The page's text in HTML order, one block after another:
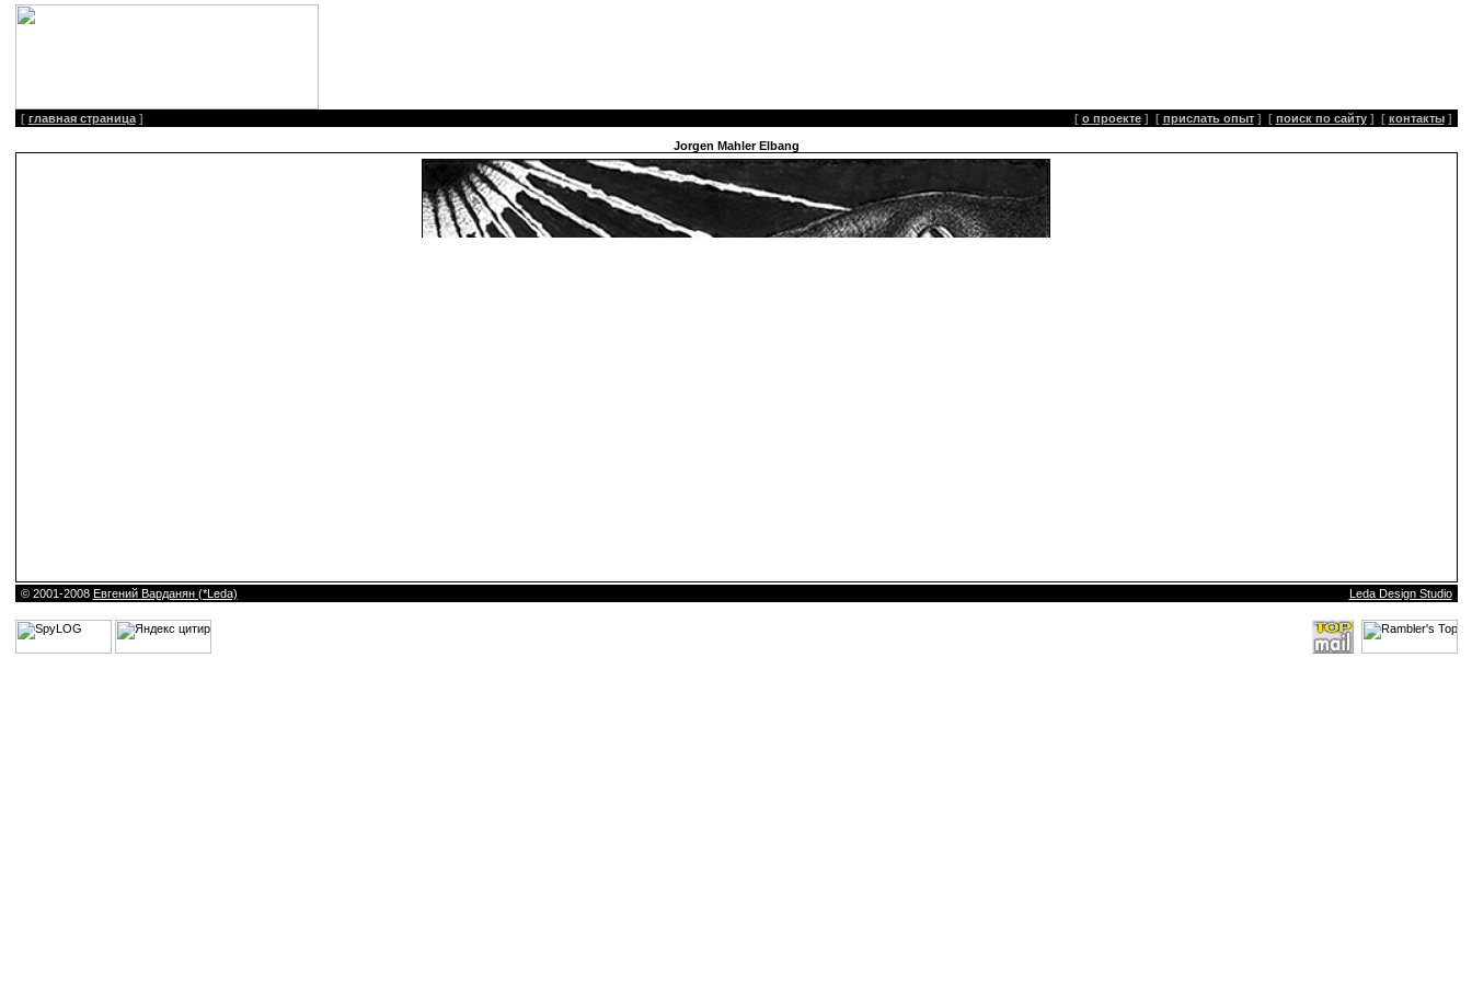
[ главная страница ] [ о проекте ] [ прислать опыт ] [ поиск по сайту ] [ контакты ]
Jorgen Mahler Elbang
© 2001-2008 Евгений Варданян (*Leda) Leda Design Studio